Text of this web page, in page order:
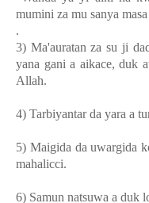
mumini za mu sanya
.
3) Ma'auratan za su ji da
yana gani a aikace, duk
Allah.
4) Tarbiyantar da yara a
5) Maigida da uwargida
mahalicci.
6) Samun natsuwa a duk